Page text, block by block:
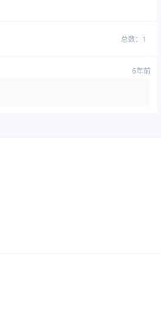
总数：1
6年前